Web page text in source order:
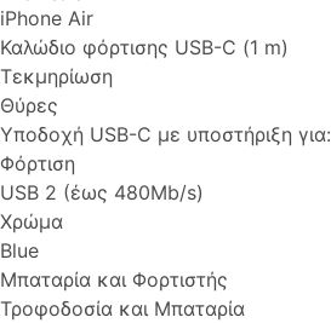
iPhone Air
Καλώδιο φόρτισης USB-C (1 m)
Τεκμηρίωση
Θύρες
Υποδοχή USB-C με υποστήριξη για:
Φόρτιση
USB 2 (έως 480Mb/s)
Χρώμα
Blue
Μπαταρία και Φορτιστής
Τροφοδοσία και Μπαταρία